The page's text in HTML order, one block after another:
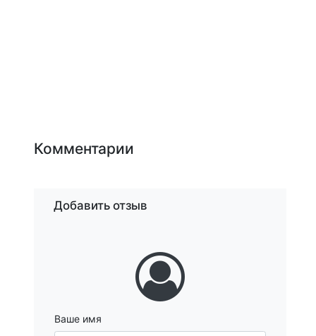
Комментарии
Добавить отзыв
Ваше имя